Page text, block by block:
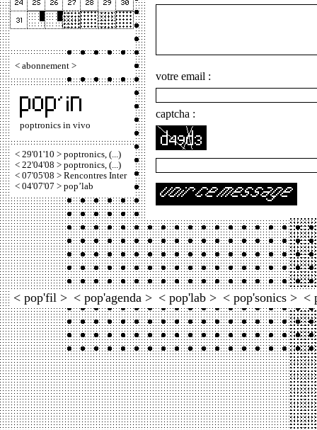
< abonnement >
poptronics in vivo
< 29'01'10 > poptronics, (...)
< 22'04'08 > poptronics, (...)
< 07'05'08 > Rencontres Inter
< 04'07'07 > pop’lab
votre email :
captcha :
< pop'fil > < pop'agenda > < pop'lab > < pop'sonics > <